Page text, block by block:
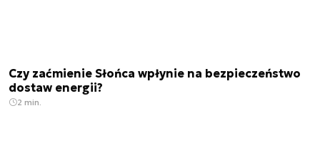
Czy zaćmienie Słońca wpłynie na bezpieczeństwo
dostaw energii?
2 min.